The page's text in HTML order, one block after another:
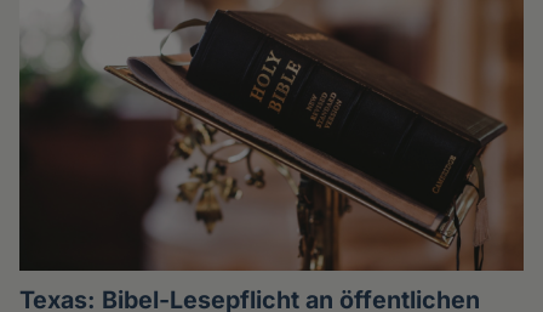
Texas: Bibel-Lesepflicht an öffentlichen